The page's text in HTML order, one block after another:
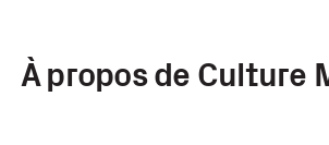
À propos de Culture